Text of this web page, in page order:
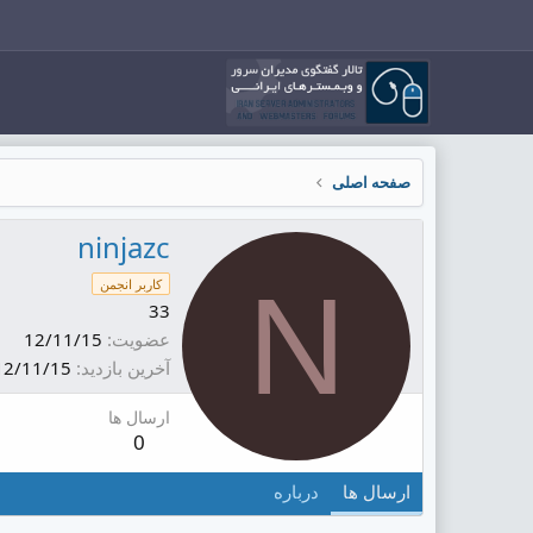
صفحه اصلی
N
ninjazc
کاربر انجمن
33
عضویت 12/11/15
آخرین بازدید 11/15
ارسال ها
0
ارسال ها درباره